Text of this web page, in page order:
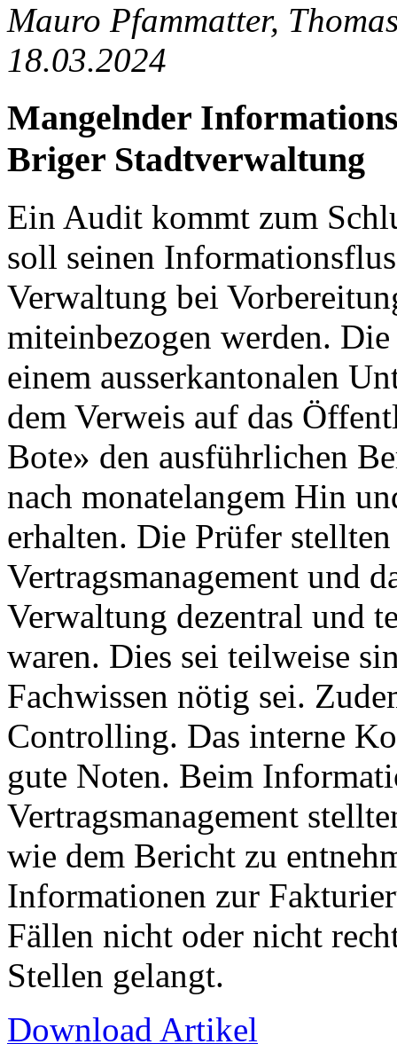
Mauro Pfammatter,
18.03.2024
Mangelnder
Briger Stadtverwaltung
Ein Audit kommt zum
soll seinen
Verwaltung bei
miteinbezogen werden.
einem ausserkantonalen
dem Verweis auf das
Bote» den ausführlichen
nach monatelangem Hin
erhalten. Die Prüfer stellten
Vertragsmanagement und
Verwaltung dezentral und
waren. Dies sei teilweise
Fachwissen nötig sei.
Controlling. Das interne
gute Noten. Beim
Vertragsmanagement
wie dem Bericht zu
Informationen zur
Fällen nicht oder nicht
Stellen gelangt.
Download Artikel